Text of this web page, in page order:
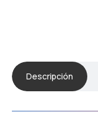
Descripción